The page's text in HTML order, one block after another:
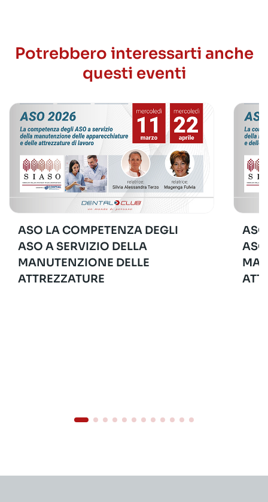
Potrebbero interessarti anche
questi eventi
ASO LA COMPETENZA DEGLI
ASO A SERVIZIO DELLA
MANUTENZIONE DELLE
ATTREZZATURE